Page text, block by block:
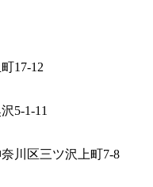
17-12
5-1-11
川区三ツ沢上町7-8